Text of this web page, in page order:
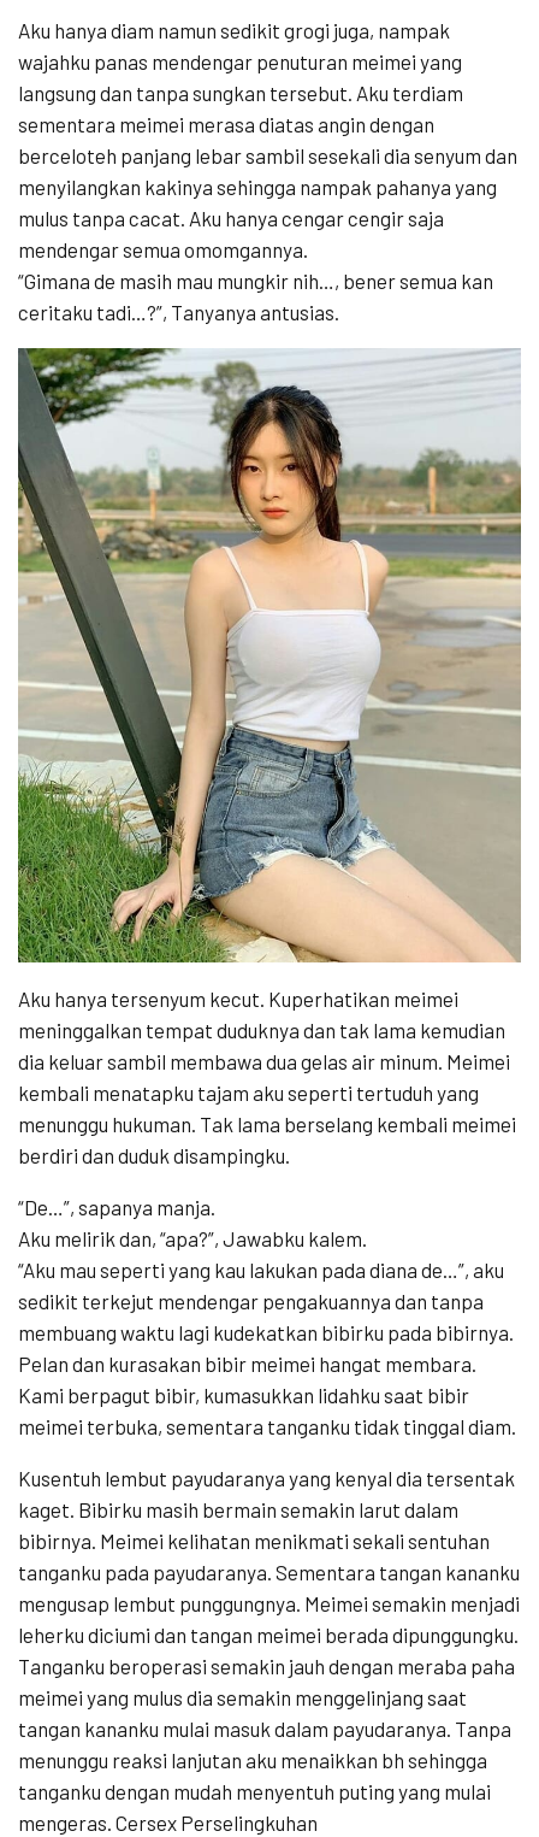
Aku hanya diam namun sedikit grogi juga, nampak
wajahku panas mendengar penuturan meimei yang
langsung dan tanpa sungkan tersebut. Aku terdiam
sementara meimei merasa diatas angin dengan
berceloteh panjang lebar sambil sesekali dia senyum dan
menyilangkan kakinya sehingga nampak pahanya yang
mulus tanpa cacat. Aku hanya cengar cengir saja
mendengar semua omomgannya.
“Gimana de masih mau mungkir nih…, bener semua kan
ceritaku tadi…?”, Tanyanya antusias.
Aku hanya tersenyum kecut. Kuperhatikan meimei
meninggalkan tempat duduknya dan tak lama kemudian
dia keluar sambil membawa dua gelas air minum. Meimei
kembali menatapku tajam aku seperti tertuduh yang
menunggu hukuman. Tak lama berselang kembali meimei
berdiri dan duduk disampingku.
“De…”, sapanya manja.
Aku melirik dan, “apa?”, Jawabku kalem.
“Aku mau seperti yang kau lakukan pada diana de…”, aku
sedikit terkejut mendengar pengakuannya dan tanpa
membuang waktu lagi kudekatkan bibirku pada bibirnya.
Pelan dan kurasakan bibir meimei hangat membara.
Kami berpagut bibir, kumasukkan lidahku saat bibir
meimei terbuka, sementara tanganku tidak tinggal diam.
Kusentuh lembut payudaranya yang kenyal dia tersentak
kaget. Bibirku masih bermain semakin larut dalam
bibirnya. Meimei kelihatan menikmati sekali sentuhan
tanganku pada payudaranya. Sementara tangan kananku
mengusap lembut punggungnya. Meimei semakin menjadi
leherku diciumi dan tangan meimei berada dipunggungku.
Tanganku beroperasi semakin jauh dengan meraba paha
meimei yang mulus dia semakin menggelinjang saat
tangan kananku mulai masuk dalam payudaranya. Tanpa
menunggu reaksi lanjutan aku menaikkan bh sehingga
tanganku dengan mudah menyentuh puting yang mulai
mengeras. Cersex Perselingkuhan